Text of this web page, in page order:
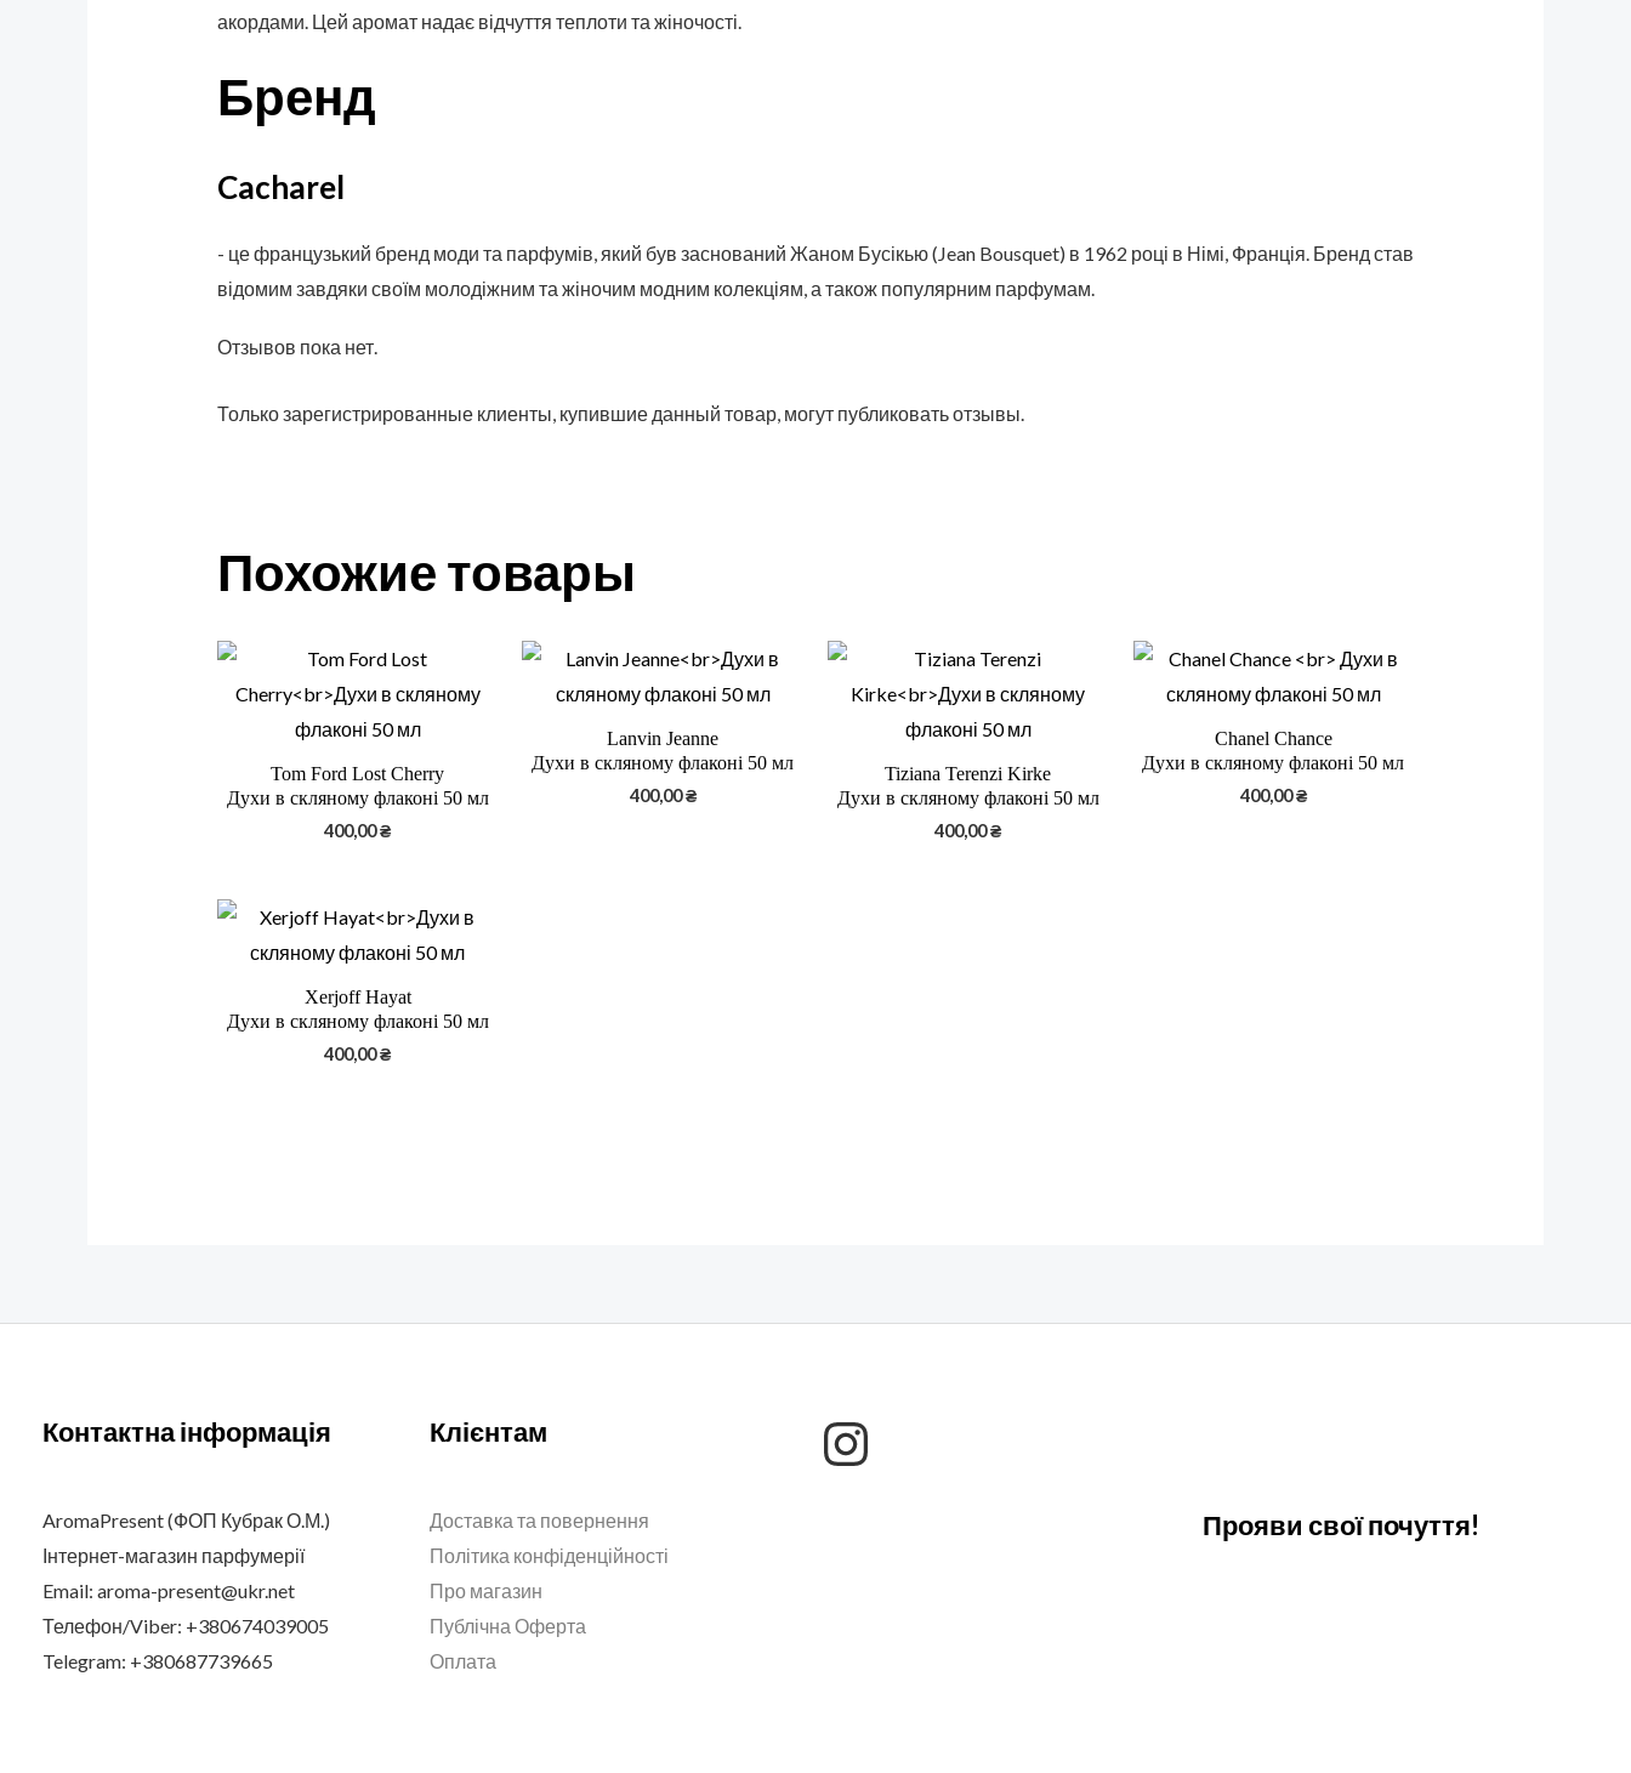
акордами. Цей аромат надає відчуття теплоти та жіночості.
Бренд
Cacharel
- це французький бренд моди та парфумів, який був заснований Жаном Бусікью (Jean Bousquet) в 1962 році в Німі, Франція. Бренд став
відомим завдяки своїм молодіжним та жіночим модним колекціям, а також популярним парфумам.
Отзывов пока нет.
Только зарегистрированные клиенты, купившие данный товар, могут публиковать отзывы.
Похожие товары
Tom Ford Lost Cherry
Духи в скляному флаконі 50 мл
400,00₴
Lanvin Jeanne
Духи в скляному флаконі 50 мл
400,00₴
Tiziana Terenzi Kirke
Духи в скляному флаконі 50 мл
400,00₴
Chanel Chance
Духи в скляному флаконі 50 мл
400,00₴
Xerjoff Hayat
Духи в скляному флаконі 50 мл
400,00₴
Контактна інформація
AromaPresent (ФОП Кубрак О.М.)
Інтернет-магазин парфумерії
Email: aroma-present@ukr.net
Телефон/Viber: +380674039005
Telegram: +380687739665
Клієнтам
Доставка та повернення
Політика конфіденційності
Про магазин
Публічна Оферта
Оплата
Прояви свої почуття!